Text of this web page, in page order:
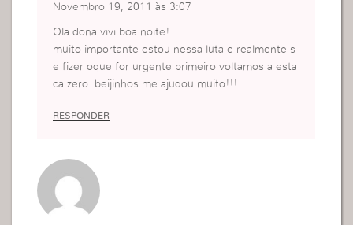
Novembro 19, 2011 às 3:07
Ola dona vivi boa noite!
muito importante estou nessa luta e realmente s
e fizer oque for urgente primeiro voltamos a esta
ca zero..beijinhos me ajudou muito!!!
RESPONDER